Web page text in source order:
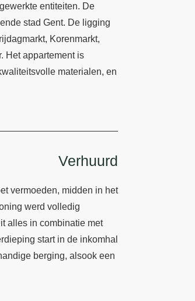
entiteiten. De
stad Gent. De ligging
Korenmarkt,
Het appartement is
materialen, en
Verhuurd
vermoeden, midden in het
werd volledig
alles in combinatie met
start in de inkomhal
berging, alsook een